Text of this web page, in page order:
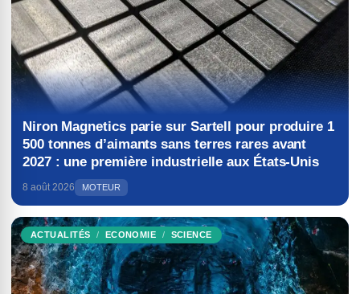
Niron Magnetics parie sur Sartell pour produire 1
500 tonnes d’aimants sans terres rares avant
2027 : une première industrielle aux États-Unis
8 août 2026 MOTEUR
ACTUALITÉS ECONOMIE SCIENCE